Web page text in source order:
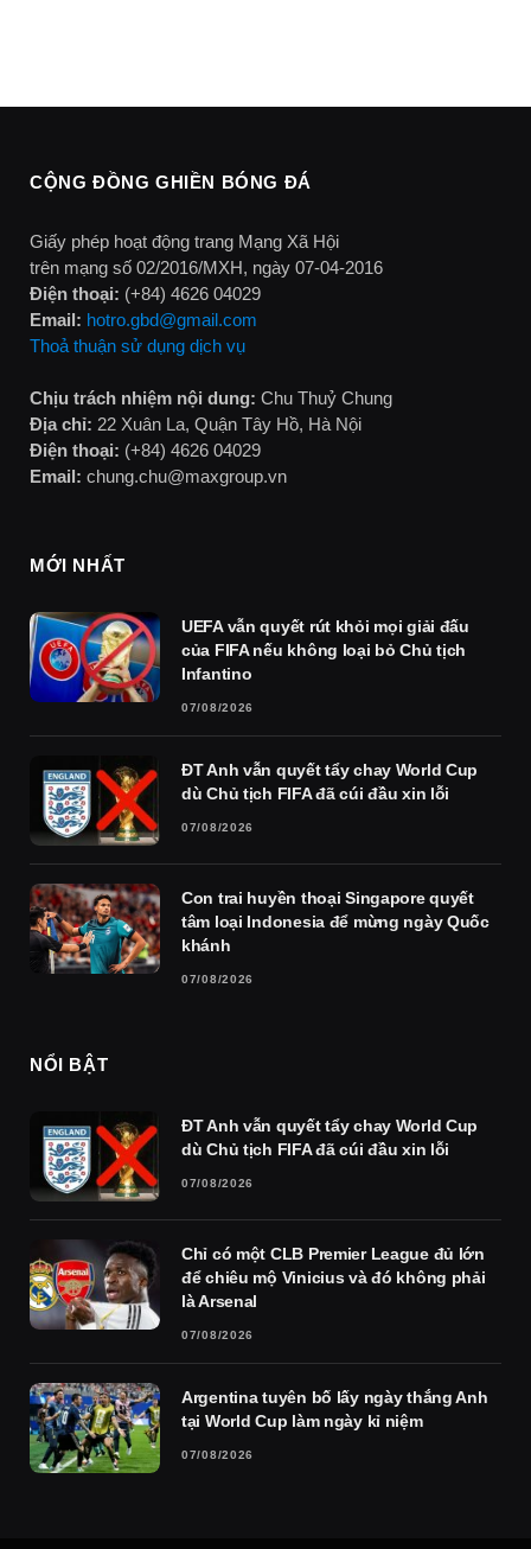
CỘNG ĐỒNG GHIỀN BÓNG ĐÁ
Giấy phép hoạt động trang Mạng Xã Hội
trên mạng số 02/2016/MXH, ngày 07-04-2016
Điện thoại: (+84) 4626 04029
Email: hotro.gbd@gmail.com
Thoả thuận sử dụng dịch vụ
Chịu trách nhiệm nội dung: Chu Thuỷ Chung
Địa chỉ: 22 Xuân La, Quận Tây Hồ, Hà Nội
Điện thoại: (+84) 4626 04029
Email: chung.chu@maxgroup.vn
MỚI NHẤT
UEFA vẫn quyết rút khỏi mọi giải đấu
của FIFA nếu không loại bỏ Chủ tịch
Infantino
07/08/2026
ĐT Anh vẫn quyết tẩy chay World Cup
dù Chủ tịch FIFA đã cúi đầu xin lỗi
07/08/2026
Con trai huyền thoại Singapore quyết
tâm loại Indonesia để mừng ngày Quốc
khánh
07/08/2026
NỔI BẬT
ĐT Anh vẫn quyết tẩy chay World Cup
dù Chủ tịch FIFA đã cúi đầu xin lỗi
07/08/2026
Chỉ có một CLB Premier League đủ lớn
để chiêu mộ Vinicius và đó không phải
là Arsenal
07/08/2026
Argentina tuyên bố lấy ngày thắng Anh
tại World Cup làm ngày kỉ niệm
07/08/2026